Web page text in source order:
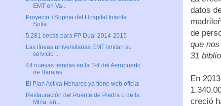
datos
de
que
31
En
creció
EMT en Va...
Proyecto +Sophia del Hospital Infanta
Sofía
5.281 becas para FP Dual 2014-2015
Las líneas universitarias EMT limitan su
servicio ...
44 nuevas tiendas en la T-4 del Aeropuerto
de Barajas
El Plan Activa Henares ya tiene web oficial
Restauración del Puente de Piedra o de la
Mina, en...